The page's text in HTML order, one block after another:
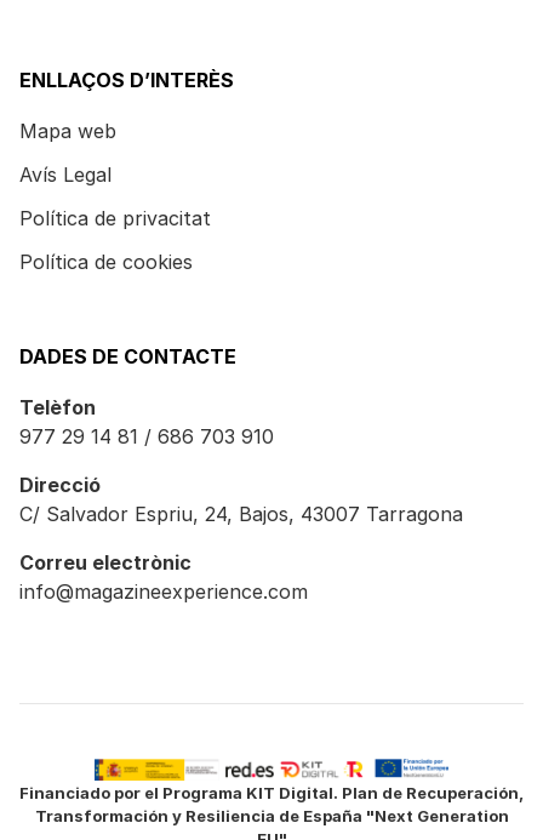
ENLLAÇOS D’INTERÈS
Mapa web
Avís Legal
Política de privacitat
Política de cookies
DADES DE CONTACTE
Telèfon
977 29 14 81 / 686 703 910
Direcció
C/ Salvador Espriu, 24, Bajos, 43007 Tarragona
Correu electrònic
info@magazineexperience.com
Financiado por el Programa KIT Digital. Plan de Recuperación,
Transformación y Resiliencia de España "Next Generation